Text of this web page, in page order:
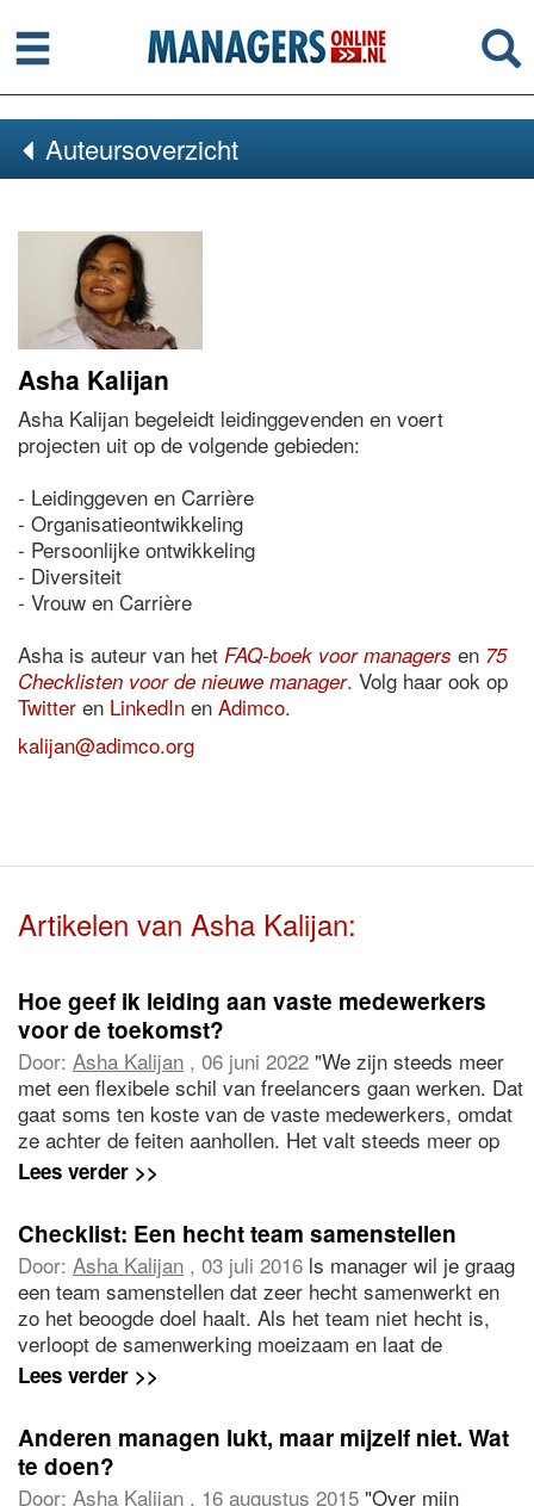
Menu
Auteursoverzicht
Asha Kalijan
Asha Kalijan begeleidt leidinggevenden en voert
projecten uit op de volgende gebieden:
- Leidinggeven en Carrière
- Organisatieontwikkeling
- Persoonlijke ontwikkeling
- Diversiteit
- Vrouw en Carrière
Asha is auteur van het FAQ-boek voor managers en 75
Checklisten voor de nieuwe manager. Volg haar ook op
Twitter en LinkedIn en Adimco.
kalijan@adimco.org
Artikelen van Asha Kalijan:
Hoe geef ik leiding aan vaste medewerkers
voor de toekomst?
Door: Asha Kalijan , 06 juni 2022 "We zijn steeds meer
met een flexibele schil van freelancers gaan werken. Dat
gaat soms ten koste van de vaste medewerkers, omdat
ze achter de feiten aanhollen. Het valt steeds meer op
dat vaste medewerkers minder zelfstandig werken en
de vaste medewerkers meeliften op de flexibele schil om
toekomstgerichter te werken, alleen lukt dat nog niet zo.
Hoe krijg ik dat voor elkaar?"
Lees verder >>
Checklist: Een hecht team samenstellen
Door: Asha Kalijan , 03 juli 2016 ls manager wil je graag
een team samenstellen dat zeer hecht samenwerkt en
zo het beoogde doel haalt. Als het team niet hecht is,
verloopt de samenwerking moeizaam en laat de
teammentaliteit veel te wensen over. Waar moet je op
Lees verder >>
Anderen managen lukt, maar mijzelf niet. Wat
te doen?
Door: Asha Kalijan , 16 augustus 2015 "Over mijn